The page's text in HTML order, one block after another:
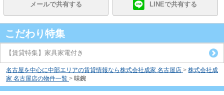
メールで共有する LINEで共有する
こだわり特集
【賃貸特集】家具家電付き
名古屋を中心に中部エリアの賃貸情報なら株式会社成家 名古屋店 > 株式会社成
家 名古屋店の物件一覧 > 味鋺